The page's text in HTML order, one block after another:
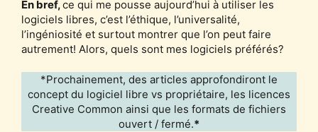
En bref,ce qui me pousse aujourd’hui à utiliser les
logiciels libres, c’est l’éthique, l’universalité,
l’ingéniosité et surtout montrer que l’on peut faire
autrement! Alors, quels sont mes logiciels préférés?
*Prochainement, des articles approfondiront le
concept du logiciel libre vs propriétaire, les licences
Creative Common ainsi que les formats de fichiers
ouvert / fermé.*